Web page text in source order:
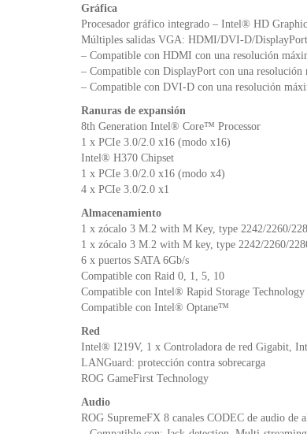
Gráfica
Procesador gráfico integrado – Intel® HD
Múltiples salidas VGA: HDMI/DVI-D/DisplayPort
– Compatible con HDMI con una resolución
– Compatible con DisplayPort con una
– Compatible con DVI-D con una resolución
Ranuras de expansión
8th Generation Intel® Core™ Processor
1 x PCIe 3.0/2.0 x16 (modo x16)
Intel® H370 Chipset
1 x PCIe 3.0/2.0 x16 (modo x4)
4 x PCIe 3.0/2.0 x1
Almacenamiento
1 x zócalo 3 M.2 with M Key, type 2242/2260/
1 x zócalo 3 M.2 with M key, type 2242/2260/
6 x puertos SATA 6Gb/s
Compatible con Raid 0, 1, 5, 10
Compatible con Intel® Rapid Storage Technology
Compatible con Intel® Optane™
Red
Intel® I219V, 1 x Controladora de red Gigabit,
LANGuard: protección contra sobrecarga
ROG GameFirst Technology
Audio
ROG SupremeFX 8 canales CODEC de audio de